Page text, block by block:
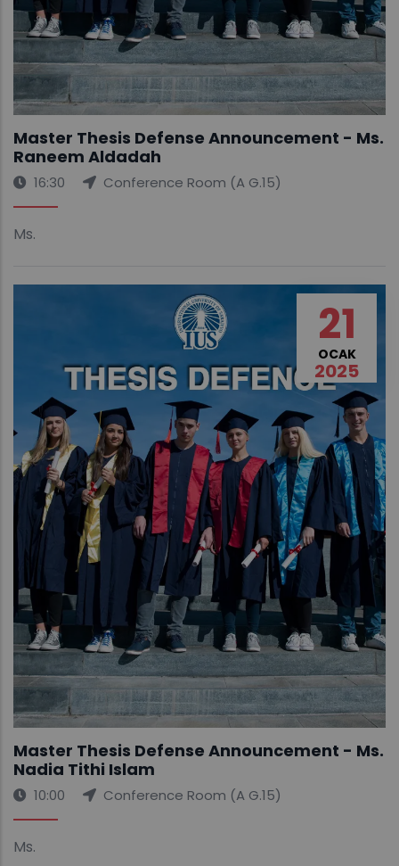
Master Thesis Defense Announcement - Ms.
Raneem Aldadah
16:30 Conference Room (A G.15)
Ms.
21
OCAK
2025
Master Thesis Defense Announcement - Ms.
Nadia Tithi Islam
10:00 Conference Room (A G.15)
Ms.